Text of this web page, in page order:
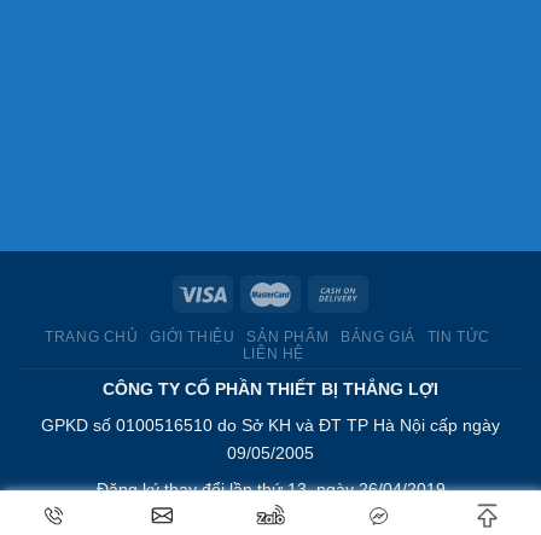
TRANG CHỦ GIỚI THIỆU SẢN PHẨM BẢNG GIÁ
TIN TỨC
LIÊN HỆ
CÔNG TY CỔ PHẦN THIẾT BỊ THẮNG LỢI
GPKD số 0100516510 do Sở KH và ĐT TP Hà Nội cấp ngày
09/05/2005
Đăng ký thay đổi lần thứ 13, ngày 26/04/2019
Địa Chỉ: Số 6 Hoà Mã, Phường Hai Bà Trưng, Thành Phố Hà Nội